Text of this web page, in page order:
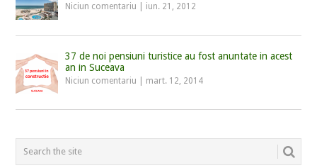
Niciun comentariu iun. 21, 2012
37 de noi pensiuni turistice au fost anuntate in acest
an in Suceava
Niciun comentariu mart. 12, 2014